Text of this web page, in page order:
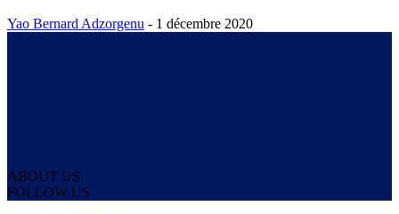
Yao Bernard Adzorgenu - 1 décembre 2020
ABOUT US
FOLLOW US